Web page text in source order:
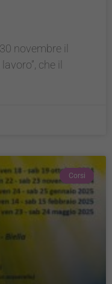
novembre il
che il
Corsi